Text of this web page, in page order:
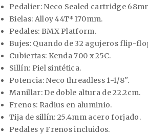
Pedalier:Neco Sealed cartridge
Bielas: Alloy 44T*170mm.
Pedales: BMX Platform.
Bujes:Quando de 32 agujeros flip-
Cubiertas: Kenda 700 x 25C.
Sillín: Piel sintética.
Potencia:Neco threadless 1-1/8''.
Manillar:De doble altura de 22.2cm.
Frenos: Radius en aluminio.
Tija de sillín:25.4mm acero forjado.
Pedales y Frenos incluidos.